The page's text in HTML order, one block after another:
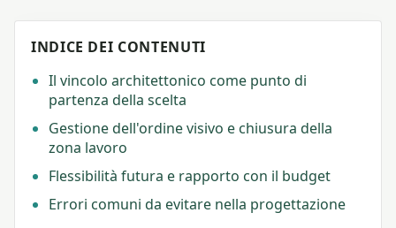
INDICE DEI CONTENUTI
Il vincolo architettonico come punto di
partenza della scelta
Gestione dell'ordine visivo e chiusura della
zona lavoro
Flessibilità futura e rapporto con il budget
Errori comuni da evitare nella progettazione